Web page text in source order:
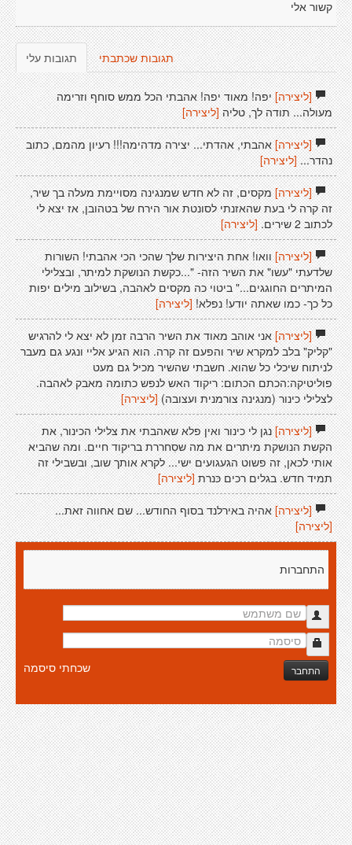
קשור אלי
תגובות עלי תגובות שכתבתי
[ליצירה]יפה! מאוד יפה! אהבתי הכל ממש סוחף וזרימה
מעולה... תודה לך, טליה [ליצירה]
[ליצירה]אהבתי, אהדתי... יצירה מדהימה!!! רעיון מהמם, כתוב
נהדר... [ליצירה]
[ליצירה]מקסים, זה לא חדש שמנגינה מסויימת מעלה בך שיר,
זה קרה לי בעת שהאזנתי לסונטת אור הירח של בטהובן, אז יצא לי
לכתוב 2 שירים.
[ליצירה]
[ליצירה]וואו! אחת היצירות שלך שהכי הכי אהבתי! השורות
שלדעתי "עשו" את השיר הזה- "...כקשת הנושקת למיתר, ובצלילי
המיתרים החוגגים..." ביטוי כה מקסים לאהבה, בשילוב מילים יפות
כל כך- כמו שאתה יודע! נפלא![ליצירה]
[ליצירה]אני אוהב מאוד את השיר הרבה זמן לא יצא לי להרגיש
"קליק" בלב למקרא שיר והפעם זה קרה. הוא הגיע אליי ונגע גם מעבר
לניתוח שיכלי כל שהוא. חשבתי שהשיר מכיל גם מעט
פוליטיקה:הכתם הכתום: ריקוד האש לנפש כתומה מאבק לאהבה.
לצלילי כינור (מנגינה צורמנית ועצובה) [ליצירה]
[ליצירה]נגן לי כינור ואין פלא שאהבתי את צלילי הכינור, את
הקשת הנושקת מיתרים את מה שסִחררת בריקוד חיים. ומה שהביא
אותי לכאן, זה פשוט הגעגועים ישי... לקרא אותך שוב, ובשבילי זה
תמיד חדש. בגלים רכים כּנרת[ליצירה]
[ליצירה]אהיה באירלנד בסוף החודש... שם אחווה זאת...
[ליצירה]
התחברות
התחבר שכחתי סיסמה